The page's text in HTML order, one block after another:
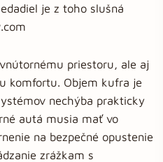
je z toho slušná
priestoru, ale aj
komfortu. Objem kufra je
nechýba prakticky
autá musia mať vo
na bezpečné opustenie
zrážkam s